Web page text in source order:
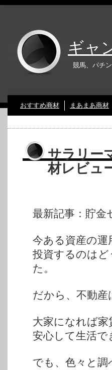
ギャ
競馬、パチ
おすすめ商材 まあまあ商材
サラリー
材レビュ
最新記事：貯金
今ある資産の運
投資するのは
た。
だから、不動
大家になれば
安心して生活
でも、色々と